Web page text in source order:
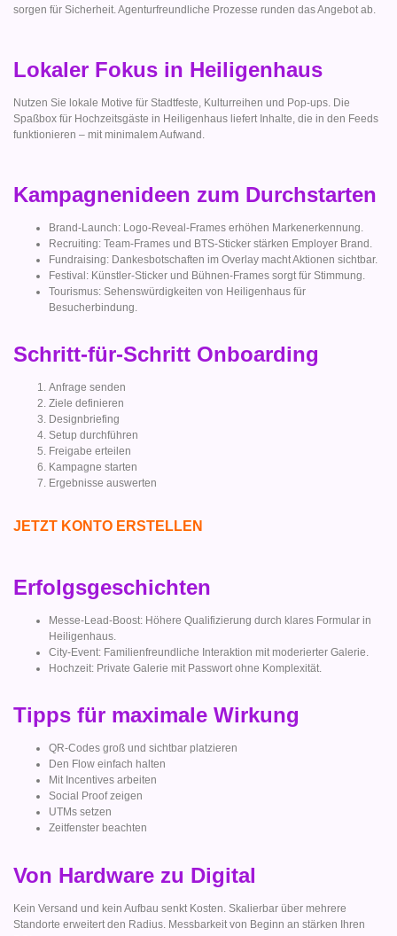
sorgen für Sicherheit. Agenturfreundliche Prozesse runden das Angebot ab.
Lokaler Fokus in Heiligenhaus
Nutzen Sie lokale Motive für Stadtfeste, Kulturreihen und Pop-ups. Die
Spaßbox für Hochzeitsgäste in Heiligenhaus liefert Inhalte, die in den Feeds
funktionieren – mit minimalem Aufwand.
Kampagnenideen zum Durchstarten
Brand-Launch: Logo-Reveal-Frames erhöhen Markenerkennung.
Recruiting: Team-Frames und BTS-Sticker stärken Employer Brand.
Fundraising: Dankesbotschaften im Overlay macht Aktionen sichtbar.
Festival: Künstler-Sticker und Bühnen-Frames sorgt für Stimmung.
Tourismus: Sehenswürdigkeiten von Heiligenhaus für
Besucherbindung.
Schritt-für-Schritt Onboarding
Anfrage senden
Ziele definieren
Designbriefing
Setup durchführen
Freigabe erteilen
Kampagne starten
Ergebnisse auswerten
JETZT KONTO ERSTELLEN
Erfolgsgeschichten
Messe-Lead-Boost: Höhere Qualifizierung durch klares Formular in
Heiligenhaus.
City-Event: Familienfreundliche Interaktion mit moderierter Galerie.
Hochzeit: Private Galerie mit Passwort ohne Komplexität.
Tipps für maximale Wirkung
QR-Codes groß und sichtbar platzieren
Den Flow einfach halten
Mit Incentives arbeiten
Social Proof zeigen
UTMs setzen
Zeitfenster beachten
Von Hardware zu Digital
Kein Versand und kein Aufbau senkt Kosten. Skalierbar über mehrere
Standorte erweitert den Radius. Messbarkeit von Beginn an stärken Ihren